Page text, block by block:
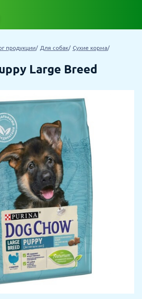
продукции Для собак Сухие корма
Large Breed